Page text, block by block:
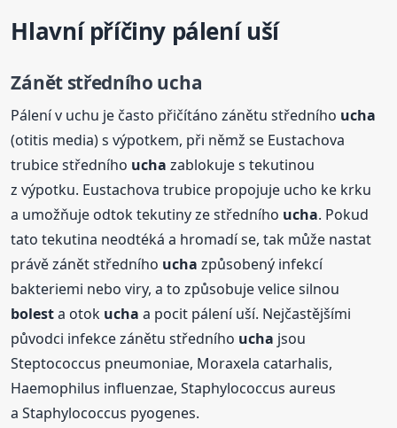
Hlavní příčiny pálení uší
Zánět středního ucha
Pálení v uchu je často přičítáno zánětu středního ucha
(otitis media) s výpotkem, při němž se Eustachova
trubice středního ucha zablokuje s tekutinou
z výpotku. Eustachova trubice propojuje ucho ke krku
a umožňuje odtok tekutiny ze středního ucha. Pokud
tato tekutina neodtéká a hromadí se, tak může nastat
právě zánět středního ucha způsobený infekcí
bakteriemi nebo viry, a to způsobuje velice silnou
bolesta otok ucha a pocit pálení uší. Nejčastějšími
původci infekce zánětu středního ucha jsou
Steptococcus pneumoniae, Moraxela catarhalis,
Haemophilus influenzae, Staphylococcus aureus
a Staphylococcus pyogenes.